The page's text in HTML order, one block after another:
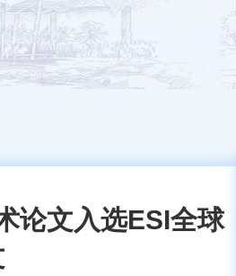
研究生招生
院...
论文入选ESI全球